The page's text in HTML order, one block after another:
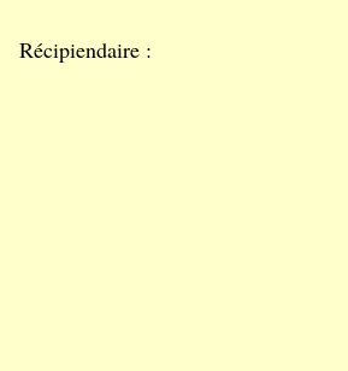
Récipiendaire :